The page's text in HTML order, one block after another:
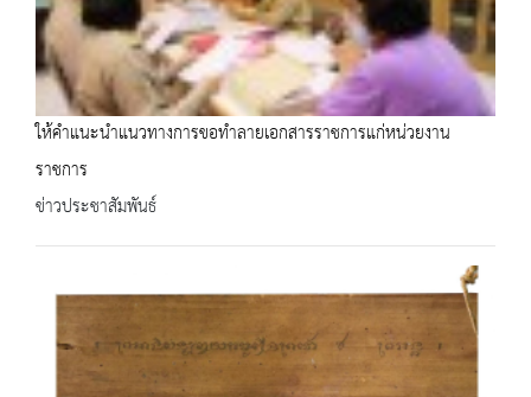
ให้คำแนะนำแนวทางการขอทำลายเอกสารราชการแก่หน่วยงาน
ราชการ
ข่าวประชาสัมพันธ์